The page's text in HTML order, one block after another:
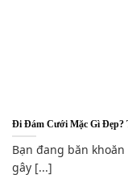
Đi Đám Cưới Mặc Gì Đẹp?
Bạn đang băn
gây [...]